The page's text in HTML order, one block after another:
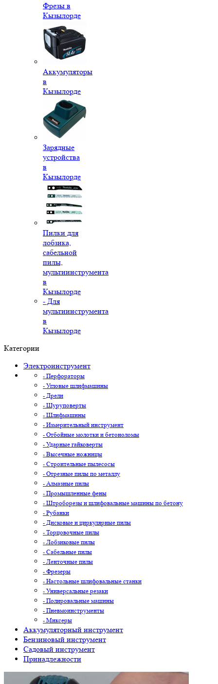
Фрезы в
Кызылорде
Аккумуляторы
в
Кызылорде
Зарядные
устройства
в
Кызылорде
Пилки для
лобзика,
сабельной
пилы,
мультиинструмента
в
Кызылорде
- Для
мультиинструмента
в
Кызылорде
Категории
Электроинструмент
- Перфораторы
- Угловые шлифмашины
- Дрели
- Шуруповерты
- Шлифмашины
- Измерительный инструмент
- Отбойные молотки и бетоноломы
- Ударные гайковерты
- Высечные ножницы
- Строительные пылесосы
- Отрезные пилы по металлу
- Алмазные пилы
- Промышленные фены
- Штроборезы и шлифовальные машины по бетону
- Рубанки
- Дисковые и циркулярные пилы
- Торцовочные пилы
- Лобзиковые пилы
- Сабельные пилы
- Ленточные пилы
- Фрезеры
- Настольные шлифовальные станки
- Универсальные резаки
- Полировальные машины
- Пневмоинструменты
- Миксеры
Аккумуляторный инструмент
Бензиновый инструмент
Садовый инструмент
Принадлежности